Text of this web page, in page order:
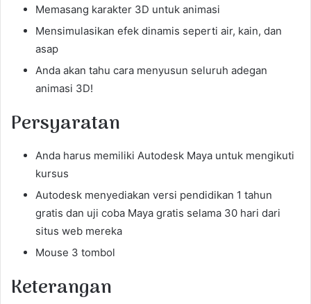
Memasang karakter 3D untuk animasi
Mensimulasikan efek dinamis seperti air, kain, dan
asap
Anda akan tahu cara menyusun seluruh adegan
animasi 3D!
Persyaratan
Anda harus memiliki Autodesk Maya untuk mengikuti
kursus
Autodesk menyediakan versi pendidikan 1 tahun
gratis dan uji coba Maya gratis selama 30 hari dari
situs web mereka
Mouse 3 tombol
Keterangan